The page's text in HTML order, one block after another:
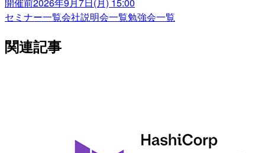
開催前2026年9月7日(月) 15:00
セミナー一覧会社説明会一覧勉強会一覧
関連記事